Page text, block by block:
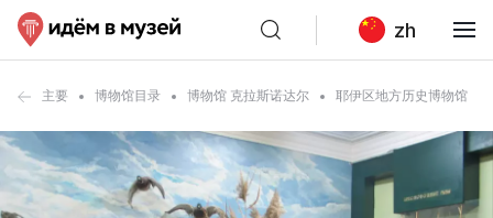
zh
主要 博物馆目录 博物馆 克拉斯诺达尔 耶伊区地方历史博物馆